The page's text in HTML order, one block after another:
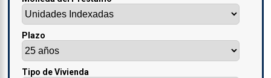
Plazo
Tipo de Vivienda